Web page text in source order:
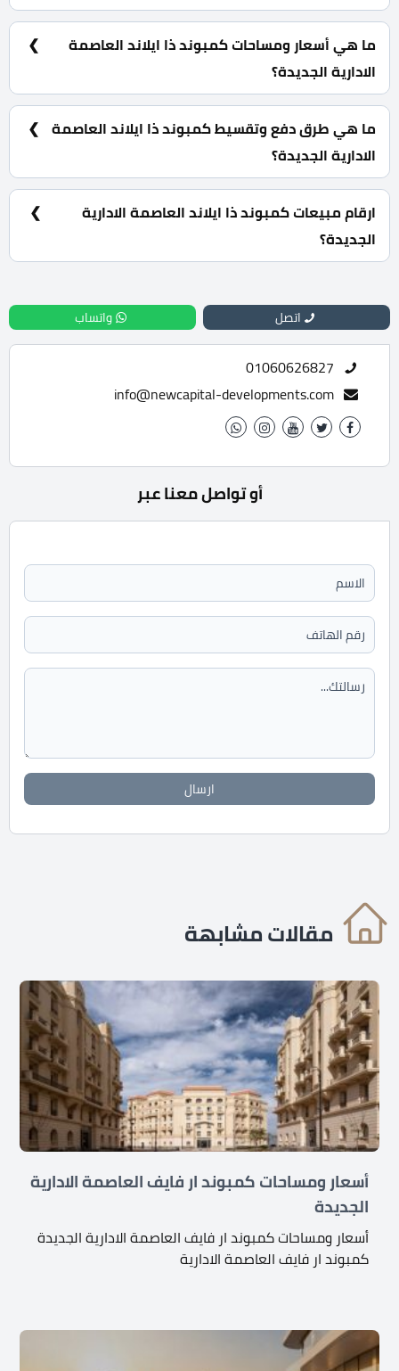
كمبوند ذا ايلاند العاصمة الادارية الجديدة يقع بقلب الحي
السكني الثامن R8.
ما هي أسعار ومساحات كمبوند ذا ايلاند العاصمة
الادارية الجديدة؟
شقق سكنية بمساحات تبدأ من 124 متر مربع كما يبدأ
سعرها من 31,000 جنية للمتر.
ما هي طرق دفع وتقسيط كمبوند ذا ايلاند العاصمة
الادارية الجديدة؟
5% مقدم حجز و أيضا يتم تقسيط الباقي من المبلغ على 9
سنوات بالتساوي.
ارقام مبيعات كمبوند ذا ايلاند العاصمة الادارية
الجديدة؟
للحجز والاستفسار تواصل معنا الان : 01060626827
اتصل واتساب
01060626827
info@newcapital-developments.com
أو تواصل معنا عبر
ارسال
مقالات مشابهة
أسعار ومساحات كمبوند ار فايف العاصمة الادارية
الجديدة
أسعار ومساحات كمبوند ار فايف العاصمة الادارية الجديدة
كمبوند ار فايف العاصمة الادارية